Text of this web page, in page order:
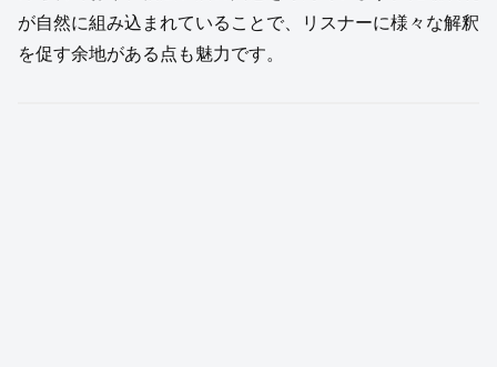
が自然に組み込まれていることで、リスナーに様々な解釈
を促す余地がある点も魅力です。